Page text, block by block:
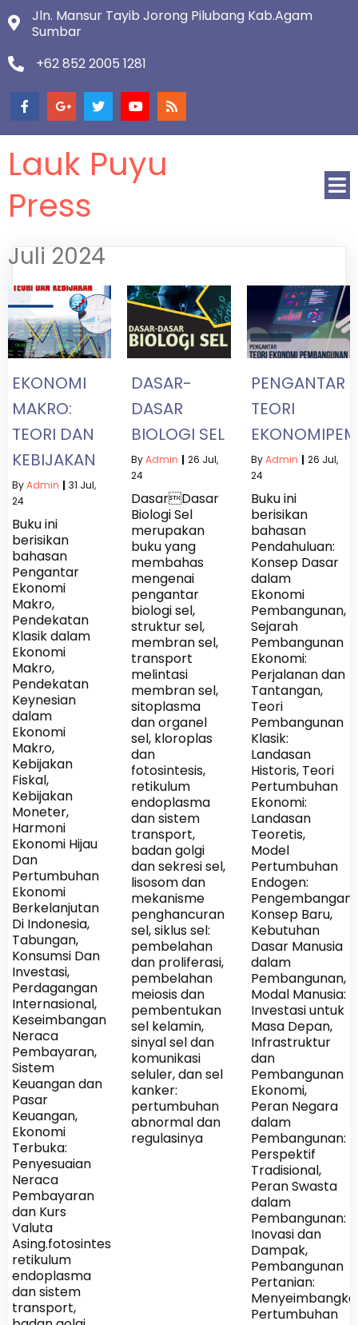
Jln. Mansur Tayib Jorong Pilubang Kab.Agam
Sumbar
+62 852 2005 1281
Lauk Puyu
Press
Juli 2024
EKONOMI
MAKRO:
TEORI DAN
KEBIJAKAN
ByAdmin | 31 Jul,
24
Buku ini
berisikan
bahasan
Pengantar
Ekonomi
Makro,
Pendekatan
Klasik dalam
Ekonomi
Makro,
Pendekatan
Keynesian
dalam
Ekonomi
Makro,
Kebijakan
Fiskal,
Kebijakan
Moneter,
Harmoni
Ekonomi Hijau
Dan
Pertumbuhan
Ekonomi
Berkelanjutan
Di Indonesia,
Tabungan,
Konsumsi Dan
Investasi,
Perdagangan
Internasional,
Keseimbangan
Neraca
Pembayaran,
Sistem
Keuangan dan
Pasar
Keuangan,
Ekonomi
Terbuka:
Penyesuaian
Neraca
Pembayaran
dan Kurs
Valuta
Asing.fotosintesis,
retikulum
endoplasma
dan sistem
transport,
DASAR-
DASAR
BIOLOGI SEL
ByAdmin | 26 Jul,
24
DasarDasar
Biologi Sel
merupakan
buku yang
membahas
mengenai
pengantar
biologi sel,
struktur sel,
membran sel,
transport
melintasi
membran sel,
sitoplasma
dan organel
sel, kloroplas
dan
fotosintesis,
retikulum
endoplasma
dan sistem
transport,
badan golgi
dan sekresi sel,
lisosom dan
mekanisme
penghancuran
sel, siklus sel:
pembelahan
dan proliferasi,
pembelahan
meiosis dan
pembentukan
sel kelamin,
sinyal sel dan
komunikasi
seluler, dan sel
kanker:
pertumbuhan
abnormal dan
regulasinya
PENGANTAR
TEORI
ByAdmin | 26 Jul,
24
Buku ini
berisikan
bahasan
Pendahuluan:
Konsep Dasar
dalam
Ekonomi
Pembangunan,
Sejarah
Pembangunan
Ekonomi:
Perjalanan dan
Tantangan,
Teori
Pembangunan
Klasik:
Landasan
Historis, Teori
Pertumbuhan
Ekonomi:
Landasan
Teoretis,
Model
Pertumbuhan
Endogen:
Pengembangan
Konsep Baru,
Kebutuhan
Dasar Manusia
dalam
Pembangunan,
Modal Manusia:
Investasi untuk
Masa Depan,
Infrastruktur
dan
Pembangunan
Ekonomi,
Peran Negara
dalam
Pembangunan:
Perspektif
Tradisional,
Peran Swasta
dalam
Pembangunan:
Inovasi dan
Dampak,
Pembangunan
Pertanian:
Pertumbuhan